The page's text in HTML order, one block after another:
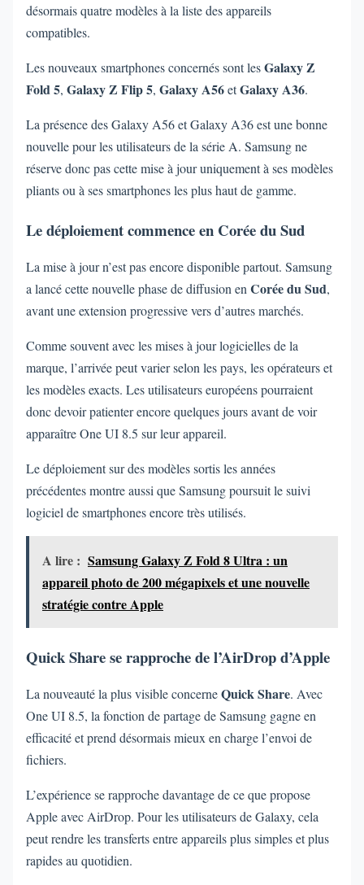
désormais quatre modèles à la liste des appareils
compatibles.
Les nouveaux smartphones concernés sont lesGalaxy Z
Fold 5, Galaxy Z Flip 5, Galaxy A56etGalaxy A36.
La présence des Galaxy A56 et Galaxy A36 est une bonne
nouvelle pour les utilisateurs de la série A. Samsung ne
réserve donc pas cette mise à jour uniquement à ses modèles
pliants ou à ses smartphones les plus haut de gamme.
Le déploiement commence en Corée du Sud
La mise à jour n’est pas encore disponible partout. Samsung
a lancé cette nouvelle phase de diffusion en Corée du Sud,
avant une extension progressive vers d’autres marchés.
Comme souvent avec les mises à jour logicielles de la
marque, l’arrivée peut varier selon les pays, les opérateurs et
les modèles exacts. Les utilisateurs européens pourraient
donc devoir patienter encore quelques jours avant de voir
apparaître One UI 8.5 sur leur appareil.
Le déploiement sur des modèles sortis les années
précédentes montre aussi que Samsung poursuit le suivi
logiciel de smartphones encore très utilisés.
A lire : Samsung Galaxy Z Fold 8 Ultra : un
appareil photo de 200 mégapixels et une nouvelle
stratégie contre Apple
Quick Share se rapproche de l’AirDrop d’Apple
La nouveauté la plus visible concerneQuick Share. Avec
One UI 8.5, la fonction de partage de Samsung gagne en
efficacité et prend désormais mieux en charge l’envoi de
fichiers.
L’expérience se rapproche davantage de ce que propose
Apple avec AirDrop. Pour les utilisateurs de Galaxy, cela
peut rendre les transferts entre appareils plus simples et plus
rapides au quotidien.